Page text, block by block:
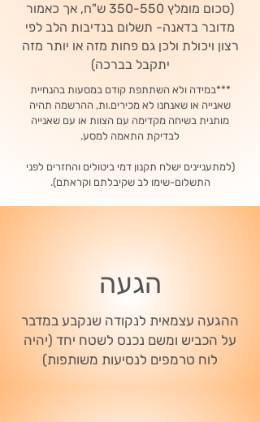
(סכום מומלץ 350-550 ש"ח, אך כאמור
מדובר בדאנה- תשלום בנדיבות הלב לפי
רצון ויכולת ולכן גם פחות מזה או יותר מזה
יתקבל בברכה)
***במידה ולא השתתפת קודם במסעות בהנחיית
שאנייה או שאנחנו לא מכירים.ות, ההרשמה תהיה
מותנית בשיחה מקדימה עם הצוות או עם שאנייה
לבדיקת התאמה למסע.
(למתעניינים ישלח תקנון דמי ביטולים והחזרים לפני
התשלום-שימו לב שקיבלתם וקראתם).
הגעה
ההגעה עצמאית לנקודה שנקבע במדבר
על הכביש ומשם נכנס לשטח יחד (יהיה
לוח טרמפים לנסיעות משותפות)